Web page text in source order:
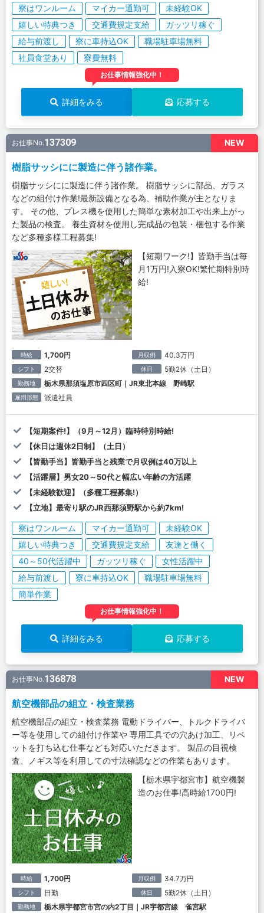
寮はワンルーム マイカー通勤可
未経験OK
嬉しい特典つき
交通費規定支給
ガッツリ稼ぐ
給与前渡し
寮に車持込OK
職場駐車場無料
社員食堂あり
寮費無料
お仕事情報強化中！
詳細をみる 応募する
NEW
お仕事No.137309
樹脂サッシにに製造に伴う諸作業。
樹脂サッシにに製造に伴う諸作業。 樹脂サッシに部品、ガラス
などの組付け作業!最新設備となる為、補助作業が主となりま
す。 その他、プレス機を使用した簡単な素材加工や出来上がっ
た製品の検査。 養生資材を使用し完成品の包装・梱包する作業
など多種多様工程募集!
【短期ワーク!】皆勤手当は毎
月1万円!入寮OK!繁忙期特別時
給!
時給 1,700円 月収例 40.3万円
シフト 2交替 休日 5勤2休（土日）
勤務地 栃木県那須塩原市四区町｜JR東北本線 野崎駅
雇用形態 派遣社員
【短期案件!】（9月～12月）臨時特別時給!
【休日は週休2日制】（土日）
【皆勤手当】皆勤手当と残業で月収例は40万以上
【活躍層】男女20～50代と幅広い年齢の方活躍
【未経験歓迎】（多種工程募集!）
【立地】最寄り駅のJR西那須野駅から約7km!
寮はワンルーム マイカー通勤可
未経験OK
嬉しい特典つき
交通費規定支給
友達と働く
40～50代活躍中
ガッツリ稼ぐ
女性活躍中
給与前渡し
寮に車持込OK
職場駐車場無料
簡単作業
お仕事情報強化中！
詳細をみる 応募する
NEW
お仕事No.136878
航空機部品の組立・検査業務
航空機部品の組立・検査業務 電動ドライバー、トルクドライバ
ー等を使用しての組付け作業や 専用工具での穴あけ加工、リベ
ットを打ち込む仕事なども対応いただきます。 製品の目視検
査、ノギス等を利用しての寸法確認などの作業もあります。
【栃木県宇都宮市】航空機製
造のお仕事!高時給1700円!
時給 1,700円 月収例 34.7万円
シフト 日勤 休日 5勤2休（土日）
勤務地 栃木県宇都宮市宮の内2丁目｜JR宇都宮線 雀宮駅